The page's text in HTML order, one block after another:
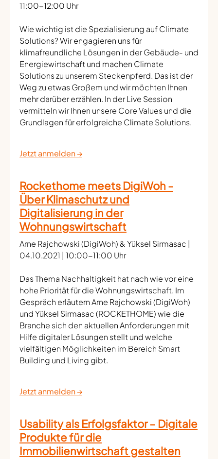
11:00-12:00 Uhr
Wie wichtig ist die Spezialisierung auf Climate
Solutions? Wir engagieren uns für
klimafreundliche Lösungen in der Gebäude- und
Energiewirtschaft und machen Climate
Solutions zu unserem Steckenpferd. Das ist der
Weg zu etwas Großem und wir möchten Ihnen
mehr darüber erzählen. In der Live Session
vermitteln wir Ihnen unsere Core Values und die
Grundlagen für erfolgreiche Climate Solutions.
Jetzt anmelden →
Rockethome meets DigiWoh -
Über Klimaschutz und
Digitalisierung in der
Wohnungswirtschaft
Arne Rajchowski (DigiWoh) & Yüksel Sirmasac |
04.10.2021 | 10:00-11:00 Uhr
Das Thema Nachhaltigkeit hat nach wie vor eine
hohe Priorität für die Wohnungswirtschaft. Im
Gespräch erläutern Arne Rajchowski (DigiWoh)
und Yüksel Sirmasac (ROCKETHOME) wie die
Branche sich den aktuellen Anforderungen mit
Hilfe digitaler Lösungen stellt und welche
vielfältigen Möglichkeiten im Bereich Smart
Building und Living gibt.
Jetzt anmelden →
Usability als Erfolgsfaktor – Digitale
Produkte für die
Immobilienwirtschaft gestalten